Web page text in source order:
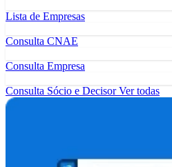
Lista de Empresas
Consulta CNAE
Consulta Empresa
Consulta Sócio e DecisorVer todas